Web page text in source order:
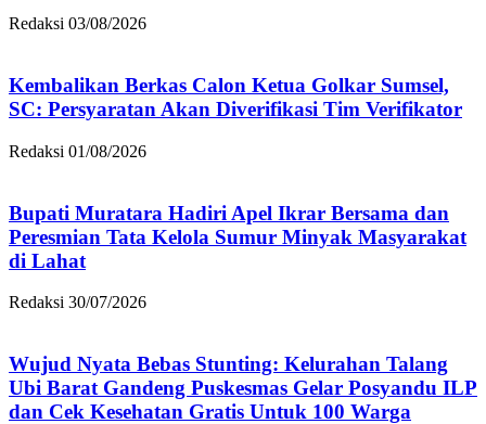
Redaksi 03/08/2026
Kembalikan Berkas Calon Ketua Golkar Sumsel,
SC: Persyaratan Akan Diverifikasi Tim Verifikator
Redaksi 01/08/2026
Bupati Muratara Hadiri Apel Ikrar Bersama dan
Peresmian Tata Kelola Sumur Minyak Masyarakat
di Lahat
Redaksi 30/07/2026
Wujud Nyata Bebas Stunting: Kelurahan Talang
Ubi Barat Gandeng Puskesmas Gelar Posyandu ILP
dan Cek Kesehatan Gratis Untuk 100 Warga